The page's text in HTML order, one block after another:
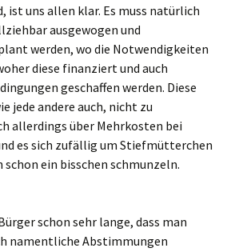
ist uns allen klar. Es muss natürlich
ausgewogen und
werden, wo die Notwendigkeiten
diese finanziert und auch
geschaffen werden. Diese
jede andere auch, nicht zu
allerdings über Mehrkosten bei
es sich zufällig um Stiefmütterchen
ein bisschen schmunzeln.
schon sehr lange, dass man
namentliche Abstimmungen